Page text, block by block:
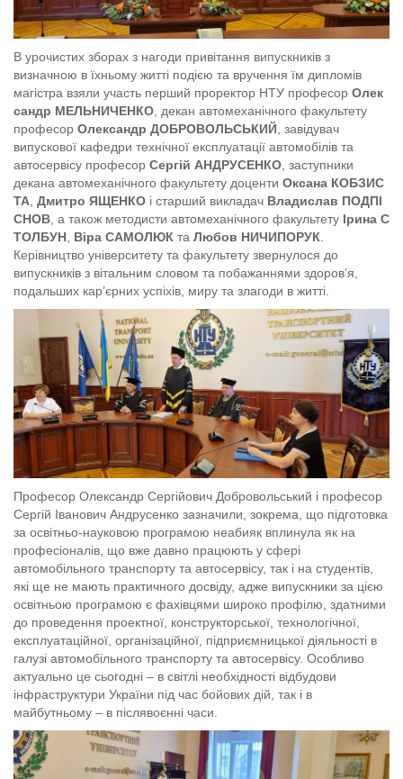
В урочистих зборах з нагоди привітання випускників з
визначною в їхньому житті подією та вручення їм дипломів
магістра взяли участь перший проректор НТУ професор Олек
сандр МЕЛЬНИЧЕНКО , декан автомеханічного факультету
професор Олександр ДОБРОВОЛЬСЬКИЙ , завідувач
випускової кафедри технічної експлуатації автомобілів та
автосервісу професор Сергій АНДРУСЕНКО , заступники
декана автомеханічного факультету доценти Оксана КОБЗИС
ТА Дмитро ЯЩЕНКО і старший викладач Владислав ПОДПІ
СНОВ , а також методисти автомеханічного факультету Ірина С
ТОЛБУН Віра САМОЛЮК та Любов НИЧИПОРУК
Керівництво університету та факультету звернулося до
випускників з вітальним словом та побажаннями здоров’я,
подальших кар’єрних успіхів, миру та злагоди в житті.
Професор Олександр Сергійович Добровольський і професор
Сергій Іванович Андрусенко зазначили, зокрема, що підготовка
за освітньо-науковою програмою неабияк вплинула як на
професіоналів, що вже давно працюють у сфері
автомобільного транспорту та автосервісу, так і на студентів,
які ще не мають практичного досвіду, адже випускники за цією
освітньою програмою є фахівцями широко профілю, здатними
до проведення проектної, конструкторської, технологічної,
експлуатаційної, організаційної, підприємницької діяльності в
галузі автомобільного транспорту та автосервісу. Особливо
актуально це сьогодні – в світлі необхідності відбудови
інфраструктури України під час бойових дій, так і в
майбутньому – в післявоєнні часи.